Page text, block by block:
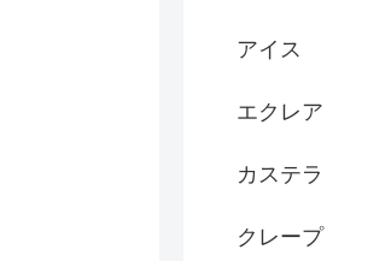
アイス
エクレア
カステラ
クレープ